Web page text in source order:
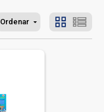
Ordenar